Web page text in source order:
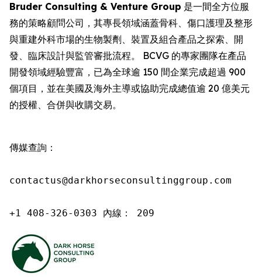
Bruder Consulting & Venture Group 是一間全方位服
務的策略顧問公司，其專長領域涵蓋骨科、傷口護理及整形
與重建外科市場的生物製劑、裝置及組合產品之探索、開
發、臨床設計與監管審批流程。 BCVG 的專家團隊在產品
開發領域經驗豐富，已為全球逾 150 間企業完成超過 900
個項目，並在美國及海外主導或協助完成總值逾 20 億美元
的授權、合併與收購交易。
傳媒查詢：
contactus@darkhorseconsultinggroup.com
+1 408-326-0303 內線： 209